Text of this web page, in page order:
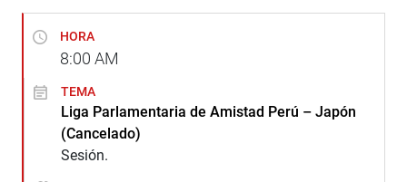
HORA
8:00 AM
TEMA
Liga Parlamentaria de Amistad Perú – Japón
(Cancelado)
Sesión.